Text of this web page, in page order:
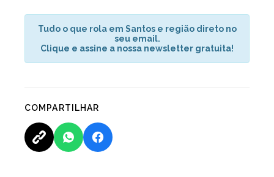
Tudo o que rola em Santos e região direto no
seu email.
Clique e assine a nossa newsletter gratuita!
COMPARTILHAR